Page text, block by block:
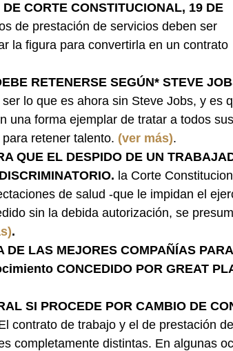
CORTE CONSTITUCIONAL, 19 DE
de prestación de servicios deben ser
la figura para convertirla en un contrato
RETENERSE SEGÚN* STEVE
lo que es ahora sin Steve Jobs, y es
una forma ejemplar de tratar a todos sus
retener talento. (ver más).
QUE EL DESPIDO DE UN
la Corte
de salud -que le impidan el
sin la debida autorización, se
.
DE LAS MEJORES COMPAÑÍAS PARA
CONCEDIDO POR GREAT
SI PROCEDE POR CAMBIO DE
contrato de trabajo y el de prestación de
completamente distintas. En algunas